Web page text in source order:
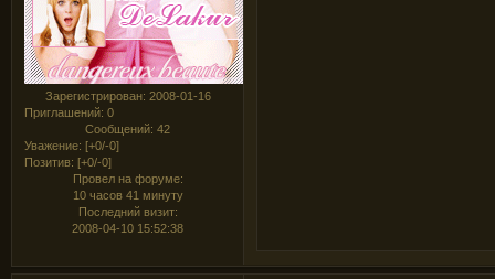
Зарегистрирован: 2008-01-16
Приглашений: 0
Сообщений: 42
Уважение: [+0/-0]
Позитив: [+0/-0]
Провел на форуме:
10 часов 41 минуту
Последний визит:
2008-04-10 15:52:38